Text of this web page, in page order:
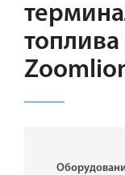
топлива